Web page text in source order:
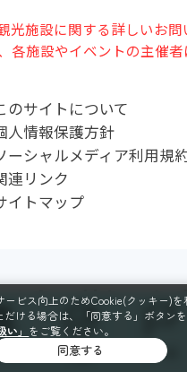
光施設に関する詳しいお問
各施設やイベントの主催
のサイトについて
人情報保護方針
ーシャルメディア利用規
連リンク
イトマップ
も毎日情報配信
FOLLOW ME ON SNS!
ト 特集 コース
ビス向上のためCookie(クッキー)を
ける場合は、「同意する」ボタンを
い」 をご覧ください。
同意する